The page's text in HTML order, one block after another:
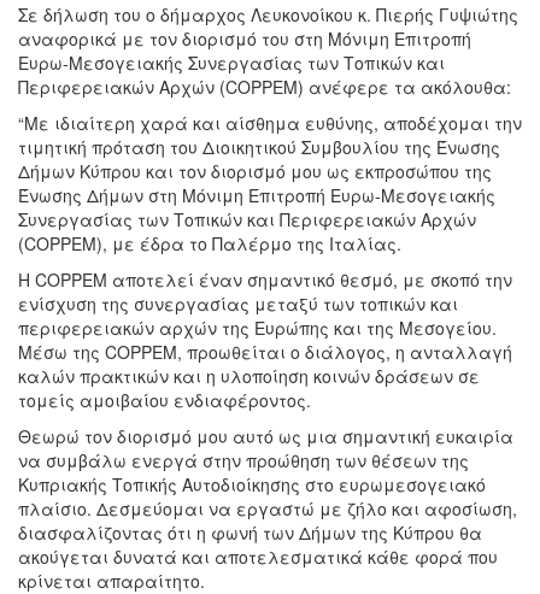
Σε δήλωση του ο δήμαρχος Λευκονοίκου κ. Πιερής Γυψιώτης
αναφορικά με τον διορισμό του στη Μόνιμη Επιτροπή
Ευρω-Μεσογειακής Συνεργασίας των Τοπικών και
Περιφερειακών Αρχών (COPPEM) ανέφερε τα ακόλουθα:
“Με ιδιαίτερη χαρά και αίσθημα ευθύνης, αποδέχομαι την
τιμητική πρόταση του Διοικητικού Συμβουλίου της Ένωσης
Δήμων Κύπρου και τον διορισμό μου ως εκπροσώπου της
Ένωσης Δήμων στη Μόνιμη Επιτροπή Ευρω-Μεσογειακής
Συνεργασίας των Τοπικών και Περιφερειακών Αρχών
(COPPEM), με έδρα το Παλέρμο της Ιταλίας.
Η COPPEM αποτελεί έναν σημαντικό θεσμό, με σκοπό την
ενίσχυση της συνεργασίας μεταξύ των τοπικών και
περιφερειακών αρχών της Ευρώπης και της Μεσογείου.
Μέσω της COPPEM, προωθείται ο διάλογος, η ανταλλαγή
καλών πρακτικών και η υλοποίηση κοινών δράσεων σε
τομείς αμοιβαίου ενδιαφέροντος.
Θεωρώ τον διορισμό μου αυτό ως μια σημαντική ευκαιρία
να συμβάλω ενεργά στην προώθηση των θέσεων της
Κυπριακής Τοπικής Αυτοδιοίκησης στο ευρωμεσογειακό
πλαίσιο. Δεσμεύομαι να εργαστώ με ζήλο και αφοσίωση,
διασφαλίζοντας ότι η φωνή των Δήμων της Κύπρου θα
ακούγεται δυνατά και αποτελεσματικά κάθε φορά που
κρίνεται απαραίτητο.